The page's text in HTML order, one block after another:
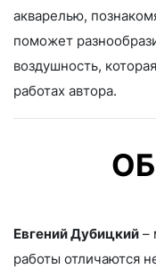
акварелью,
поможет
воздушность,
работах автора.
ОБ
Евгений Дубицкий –
работы отличаются